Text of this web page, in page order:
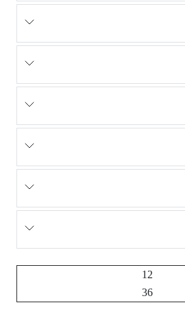
12
36